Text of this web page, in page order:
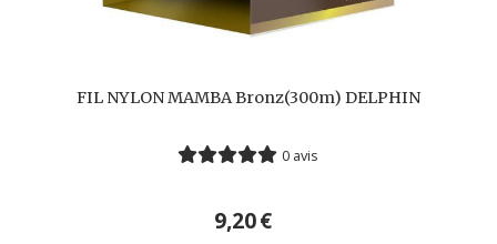
FIL NYLON MAMBA Bronz(300m) DELPHIN
0 avis
9,20€